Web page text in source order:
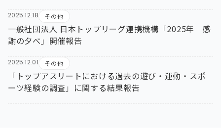
2025.12.18 その他
一般社団法人 日本トップリーグ連携機構「2025年 感
謝の夕べ」開催報告
2025.12.01 その他
「トップアスリートにおける過去の遊び・運動・スポ
ーツ経験の調査」に関する結果報告